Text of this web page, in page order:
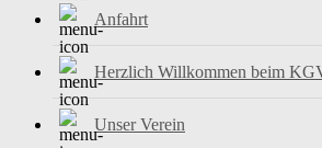
Anfahrt
Unser Verein